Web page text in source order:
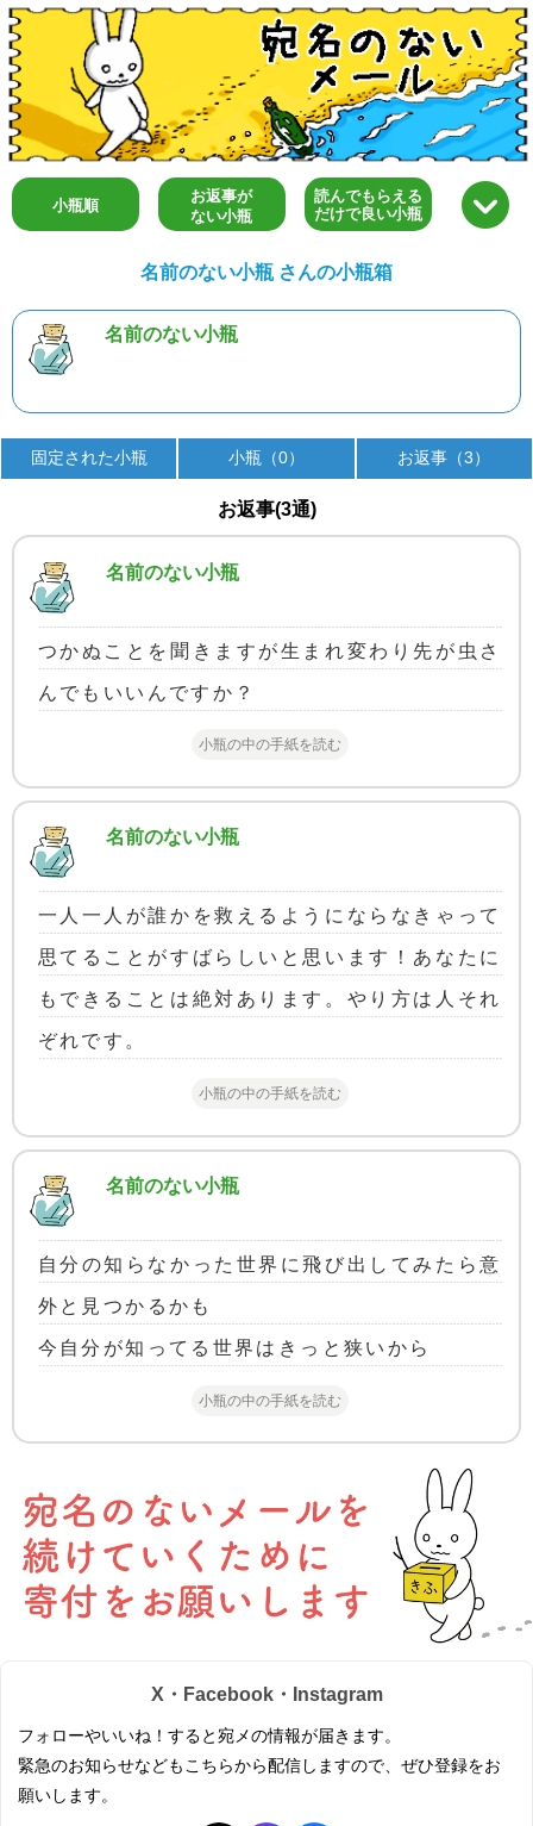
小瓶順
お返事が
ない小瓶
読んでもらえる
だけで良い小瓶
名前のない小瓶 さんの小瓶箱
名前のない小瓶
固定された小瓶 小瓶（0） お返事（3）
お返事(3通)
名前のない小瓶
つかぬことを聞きますが生まれ変わり先が虫さ
んでもいいんですか？
小瓶の中の手紙を読む
名前のない小瓶
一人一人が誰かを救えるようにならなきゃって
思てることがすばらしいと思います！あなたに
もできることは絶対あります。やり方は人それ
ぞれです。
小瓶の中の手紙を読む
名前のない小瓶
自分の知らなかった世界に飛び出してみたら意
外と見つかるかも
今自分が知ってる世界はきっと狭いから
小瓶の中の手紙を読む
X・Facebook・Instagram
フォローやいいね！すると宛メの情報が届きます。
緊急のお知らせなどもこちらから配信しますので、ぜひ登録をお
願いします。